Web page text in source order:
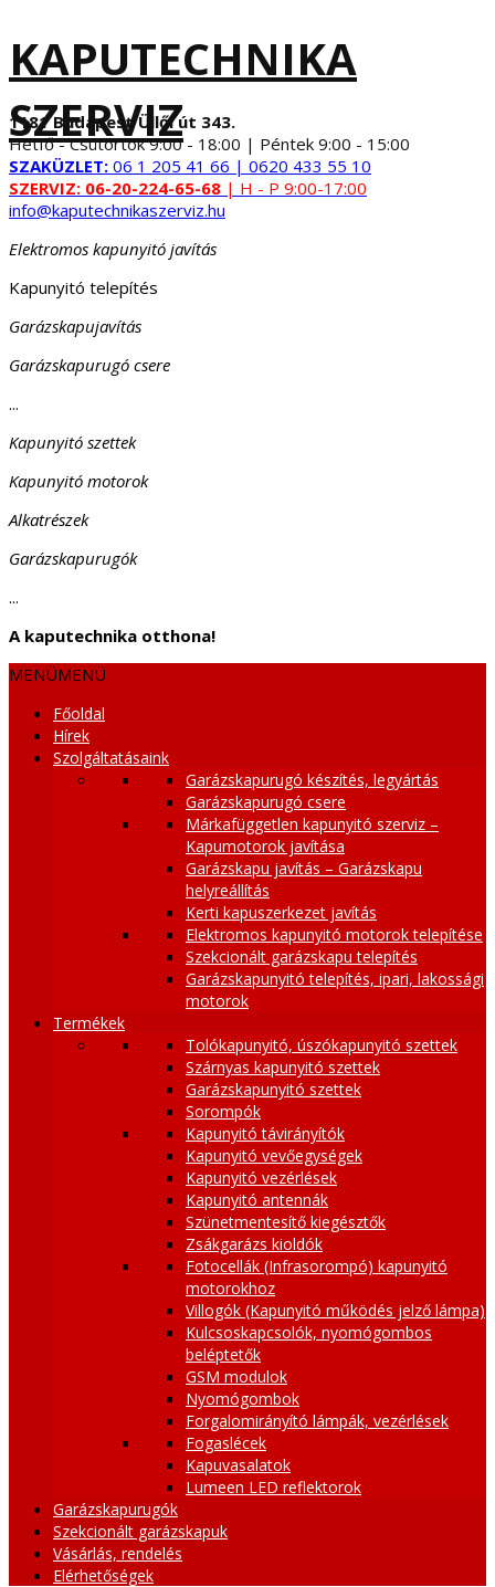
KAPUTECHNIKA
SZERVIZ
1181 Budapest Üllői út 343.
Hétfő - Csütörtök 9:00 - 18:00 | Péntek 9:00 - 15:00
SZAKÜZLET: 06 1 205 41 66 | 0620 433 55 10
SZERVIZ: 06-20-224-65-68 | H - P 9:00-17:00
info@kaputechnikaszerviz.hu
Elektromos kapunyitó javítás
Kapunyitó telepítés
Garázskapujavítás
Garázskapurugó csere
...
Kapunyitó szettek
Kapunyitó motorok
Alkatrészek
Garázskapurugók
...
A kaputechnika otthona!
MENÜMENÜ
Főoldal
Hírek
Szolgáltatásaink
Garázskapurugó készítés, legyártás
Garázskapurugó csere
Márkafüggetlen kapunyitó szerviz –
Kapumotorok javítása
Garázskapu javítás – Garázskapu
helyreállítás
Kerti kapuszerkezet javítás
Elektromos kapunyitó motorok telepítése
Szekcionált garázskapu telepítés
Garázskapunyitó telepítés, ipari, lakossági
motorok
Termékek
Tolókapunyitó, úszókapunyitó szettek
Szárnyas kapunyitó szettek
Garázskapunyitó szettek
Sorompók
Kapunyitó távirányítók
Kapunyitó vevőegységek
Kapunyitó vezérlések
Kapunyitó antennák
Szünetmentesítő kiegésztők
Zsákgarázs kioldók
Fotocellák (Infrasorompó) kapunyitó
motorokhoz
Villogók (Kapunyitó működés jelző lámpa)
Kulcsoskapcsolók, nyomógombos
beléptetők
GSM modulok
Nyomógombok
Forgalomirányító lámpák, vezérlések
Fogaslécek
Kapuvasalatok
Lumeen LED reflektorok
Garázskapurugók
Szekcionált garázskapuk
Vásárlás, rendelés
Elérhetőségek